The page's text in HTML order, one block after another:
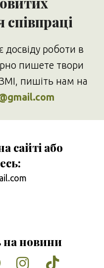
співпраці
досвіду роботи в
пишете твори
пишіть нам на
сайті або
на новини
TumblrInstagram
Tiktok